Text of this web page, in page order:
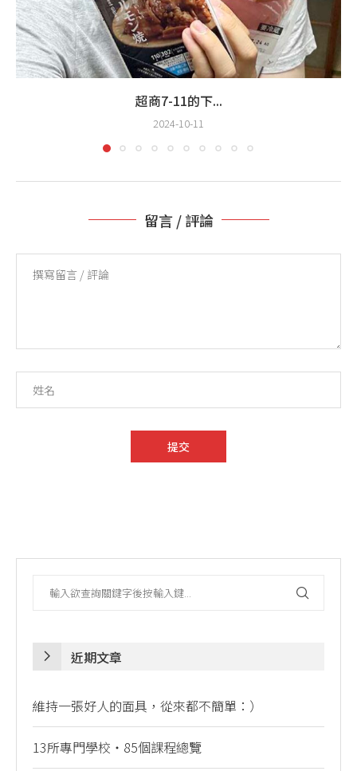
超商7-11的下...
2024-10-11
留言 / 評論
近期文章
維持一張好人的面具，從來都不簡單：）
13所專門學校・85個課程總覽